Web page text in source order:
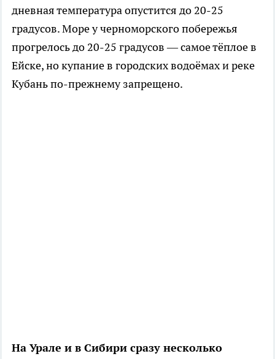
дневная температура опустится до 20-25
градусов. Море у черноморского побережья
прогрелось до 20-25 градусов — самое тёплое в
Ейске, но купание в городских водоёмах и реке
Кубань по-прежнему запрещено.
На Урале и в Сибири сразу несколько